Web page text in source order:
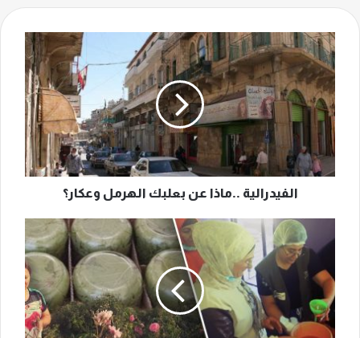
الفيدرالية
..ماذا
عن
بعلبك
الهرمل
وعكار؟
الفيدرالية ..ماذا عن بعلبك الهرمل وعكار؟
دياتي"...
المرأة
البقاعية
في
مواجهة
الضائقة